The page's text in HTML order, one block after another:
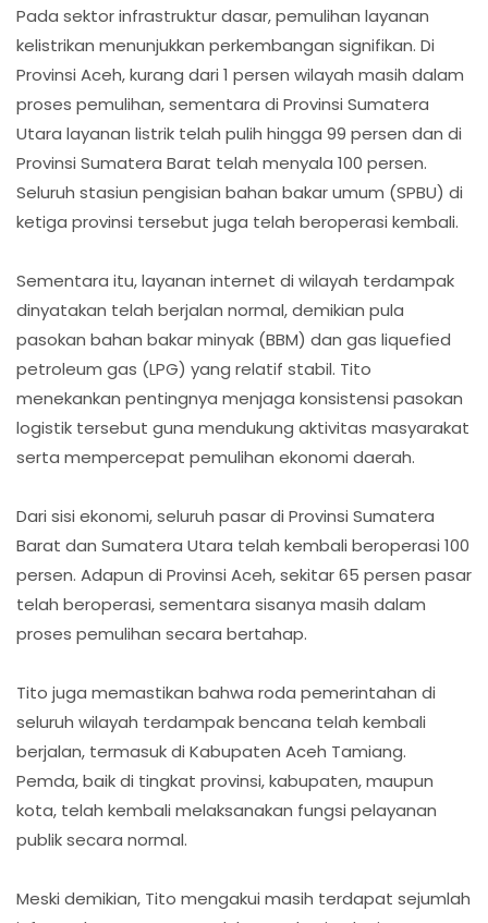
Pada sektor infrastruktur dasar, pemulihan layanan
kelistrikan menunjukkan perkembangan signifikan. Di
Provinsi Aceh, kurang dari 1 persen wilayah masih dalam
proses pemulihan, sementara di Provinsi Sumatera
Utara layanan listrik telah pulih hingga 99 persen dan di
Provinsi Sumatera Barat telah menyala 100 persen.
Seluruh stasiun pengisian bahan bakar umum (SPBU) di
ketiga provinsi tersebut juga telah beroperasi kembali.
Sementara itu, layanan internet di wilayah terdampak
dinyatakan telah berjalan normal, demikian pula
pasokan bahan bakar minyak (BBM) dan gas liquefied
petroleum gas (LPG) yang relatif stabil. Tito
menekankan pentingnya menjaga konsistensi pasokan
logistik tersebut guna mendukung aktivitas masyarakat
serta mempercepat pemulihan ekonomi daerah.
Dari sisi ekonomi, seluruh pasar di Provinsi Sumatera
Barat dan Sumatera Utara telah kembali beroperasi 100
persen. Adapun di Provinsi Aceh, sekitar 65 persen pasar
telah beroperasi, sementara sisanya masih dalam
proses pemulihan secara bertahap.
Tito juga memastikan bahwa roda pemerintahan di
seluruh wilayah terdampak bencana telah kembali
berjalan, termasuk di Kabupaten Aceh Tamiang.
Pemda, baik di tingkat provinsi, kabupaten, maupun
kota, telah kembali melaksanakan fungsi pelayanan
publik secara normal.
Meski demikian, Tito mengakui masih terdapat sejumlah